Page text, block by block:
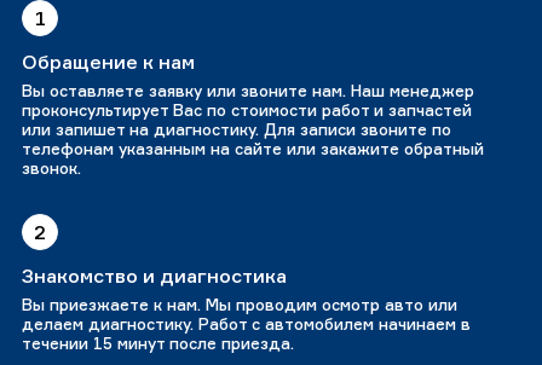
1
Обращение к нам
Вы оставляете заявку или звоните нам. Наш менеджер
проконсультирует Вас по стоимости работ и запчастей
или запишет на диагностику. Для записи звоните по
телефонам указанным на сайте или закажите обратный
звонок.
2
Знакомство и диагностика
Вы приезжаете к нам. Мы проводим осмотр авто или
делаем диагностику. Работ с автомобилем начинаем в
течении 15 минут после приезда.